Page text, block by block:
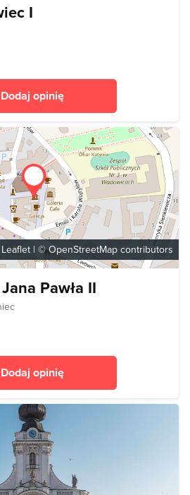
I
Dodaj opinię
Leaflet | ©OpenStreetMap contributors
Pawła II
Dodaj opinię